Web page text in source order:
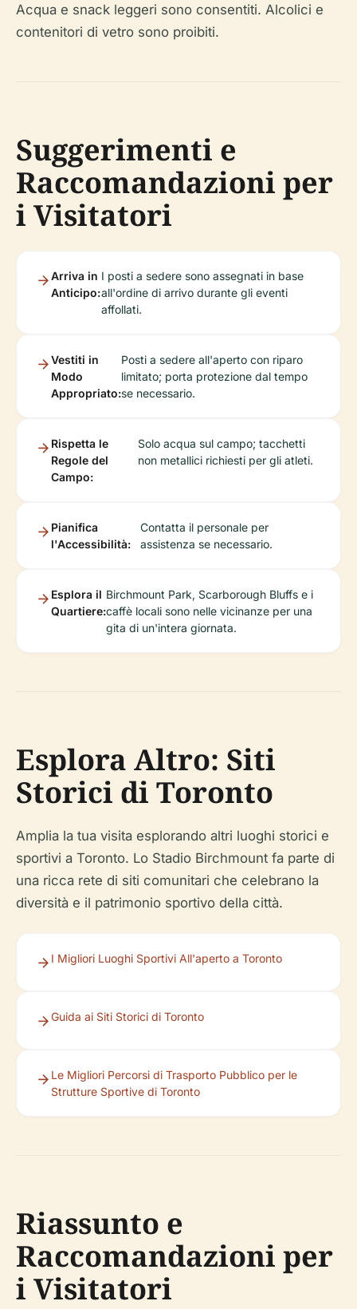
Acqua e snack leggeri sono consentiti. Alcolici e
contenitori di vetro sono proibiti.
Suggerimenti e
Raccomandazioni per
i Visitatori
Arriva in
Anticipo:
I posti a sedere sono assegnati in base
all'ordine di arrivo durante gli eventi
affollati.
Vestiti in
Modo
Appropriato:
Posti a sedere all'aperto con riparo
limitato; porta protezione dal tempo
se necessario.
Rispetta le
Regole del
Campo:
Solo acqua sul campo; tacchetti
non metallici richiesti per gli atleti.
Pianifica
l'Accessibilità:
Contatta il personale per
assistenza se necessario.
Esplora il
Quartiere:
Birchmount Park, Scarborough Bluffs e i
caffè locali sono nelle vicinanze per una
gita di un'intera giornata.
Esplora Altro: Siti
Storici di Toronto
Amplia la tua visita esplorando altri luoghi storici e
sportivi a Toronto. Lo Stadio Birchmount fa parte di
una ricca rete di siti comunitari che celebrano la
diversità e il patrimonio sportivo della città.
I Migliori Luoghi Sportivi All'aperto a Toronto
Guida ai Siti Storici di Toronto
Le Migliori Percorsi di Trasporto Pubblico per le
Strutture Sportive di Toronto
Riassunto e
Raccomandazioni per
i Visitatori